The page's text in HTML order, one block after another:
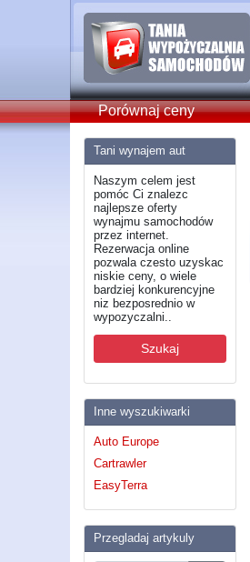
Porównaj ceny
Tani wynajem aut
Naszym celem jest
pomóc Ci znalezc
najlepsze oferty
wynajmu samochodów
przez internet.
Rezerwacja online
pozwala czesto uzyskac
niskie ceny, o wiele
bardziej konkurencyjne
niz bezposrednio w
wypozyczalni..
Szukaj
Inne wyszukiwarki
Auto Europe
Cartrawler
EasyTerra
Przegladaj artykuly